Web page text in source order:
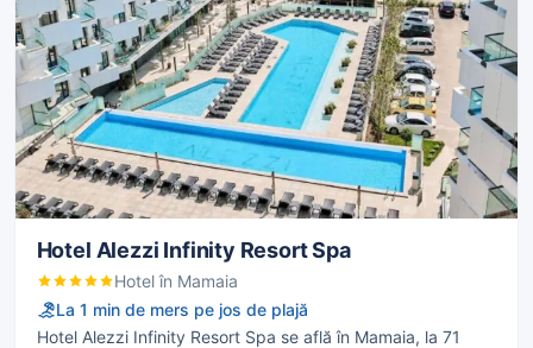
Hotel Alezzi Infinity Resort Spa
Hotel în Mamaia
La 1 min de mers pe jos de plajă
Hotel Alezzi Infinity Resort Spa se află în Mamaia, la 71